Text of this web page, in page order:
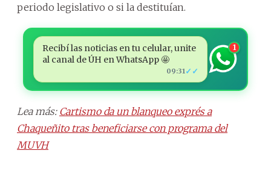
periodo legislativo o si la destituían.
Recibí las noticias en tu celular, unite
al canal de ÚH en WhatsApp 🤩
09:31 ✓✓
1
Lea más: Cartismo da un blanqueo exprés a
Chaqueñito tras beneficiarse con programa del
MUVH